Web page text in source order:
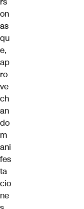
on
as
qu
e,
ap
ro
ve
ch
an
do
m
ani
fes
ta
cio
ne